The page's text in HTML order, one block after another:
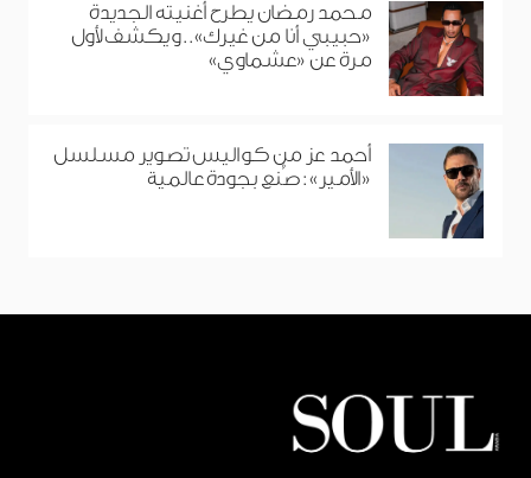
محمد رمضان يطرح أغنيته الجديدة
«حبيبي أنا من غيرك».. ويكشف لأول
مرة عن «عشماوي»
أحمد عز من كواليس تصوير مسلسل
«الأمير»: صُنع بجودة عالمية